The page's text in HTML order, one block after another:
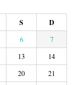
S D
6
7
13
14
20
21